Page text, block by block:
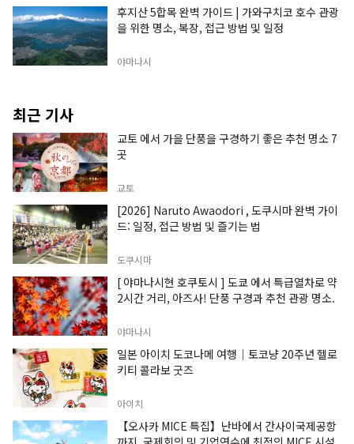
후지산 5합목 완벽 가이드 | 가와구치코 호수 관광
을 위한 명소, 복장, 접근 방법 및 일정
야마나시
최근 기사
교토 에서 가을 단풍을 구경하기 좋은 추천 명소 7
곳
교토
[2026] Naruto Awaodori , 도쿠시마 완벽 가이
드: 일정, 접근 방법 및 즐기는 법
도쿠시마
[ 야마나시현 호쿠토시 ] 도쿄 에서 특급열차로 약
2시간 거리, 아즈사! 단풍 구경과 추천 관광 명소.
야마나시
일본 아이치 도코나메 여행｜토코냥 20주년 헬로
키티 콜라보 굿즈
아이치
【오사카 MICE 특집】난바에서 간사이국제공항